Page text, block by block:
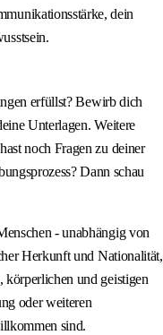
dein
erfüllst? Bewirb dich
Unterlagen. Weitere
noch Fragen zu deiner
Dann schau
- unabhängig von
Herkunft und Nationalität,
und geistigen
oder weiteren
sind.